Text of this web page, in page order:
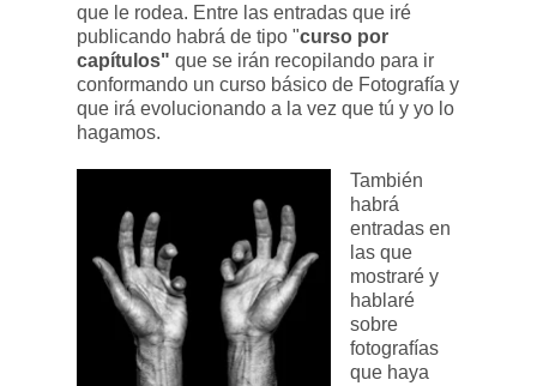
que le rodea. Entre las entradas que iré
publicando habrá de tipo "curso por
capítulos" que se irán recopilando para ir
conformando un curso básico de Fotografía y
que irá evolucionando a la vez que tú y yo lo
hagamos.
También
habrá
entradas en
las que
mostraré y
hablaré
sobre
fotografías
que haya